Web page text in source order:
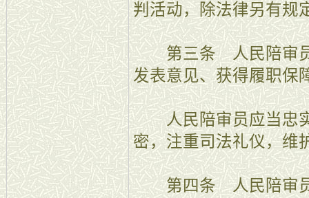
判活动，除法律另有规
第三条 人民陪审员
发表意见、获得履职保
人民陪审员应当忠实
密，注重司法礼仪，维
第四条 人民陪审员